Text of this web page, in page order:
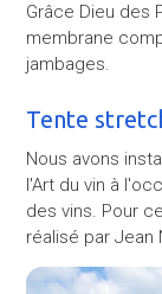
Grâce Dieu des
membrane
jambages.
Tente
Nous avons
l'Art du vin à
des vins. Pour
réalisé par Jean